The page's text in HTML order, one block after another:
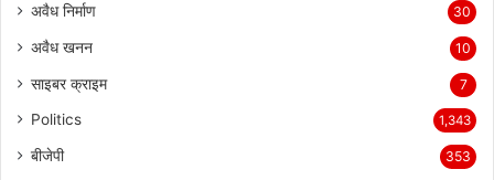
अवैध निर्माण 30
अवैध खनन 10
साइबर क्राइम 7
Politics 1,343
बीजेपी 353